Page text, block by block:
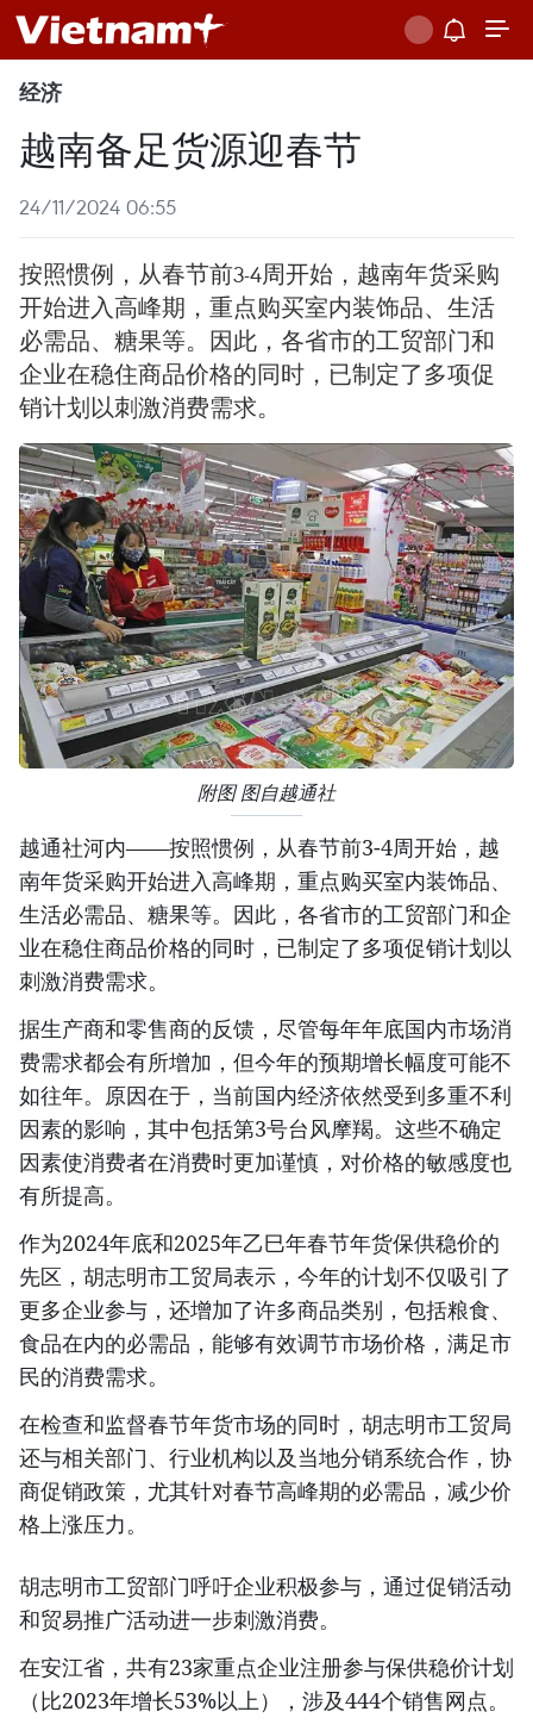
经济
越南备足货源迎春节
24/11/2024 06:55
按照惯例，从春节前3-4周开始，越南年货采购
开始进入高峰期，重点购买室内装饰品、生活
必需品、糖果等。因此，各省市的工贸部门和
企业在稳住商品价格的同时，已制定了多项促
销计划以刺激消费需求。
附图 图自越通社
越通社河内——按照惯例，从春节前3-4周开始，越
南年货采购开始进入高峰期，重点购买室内装饰品、
生活必需品、糖果等。因此，各省市的工贸部门和企
业在稳住商品价格的同时，已制定了多项促销计划以
刺激消费需求。
据生产商和零售商的反馈，尽管每年年底国内市场消
费需求都会有所增加，但今年的预期增长幅度可能不
如往年。原因在于，当前国内经济依然受到多重不利
因素的影响，其中包括第3号台风摩羯。这些不确定
因素使消费者在消费时更加谨慎，对价格的敏感度也
有所提高。
作为2024年底和2025年乙巳年春节年货保供稳价的
先区，胡志明市工贸局表示，今年的计划不仅吸引了
更多企业参与，还增加了许多商品类别，包括粮食、
食品在内的必需品，能够有效调节市场价格，满足市
民的消费需求。
在检查和监督春节年货市场的同时，胡志明市工贸局
还与相关部门、行业机构以及当地分销系统合作，协
商促销政策，尤其针对春节高峰期的必需品，减少价
格上涨压力。
胡志明市工贸部门呼吁企业积极参与，通过促销活动
和贸易推广活动进一步刺激消费。
在安江省，共有23家重点企业注册参与保供稳价计划
（比2023年增长53%以上），涉及444个销售网点。